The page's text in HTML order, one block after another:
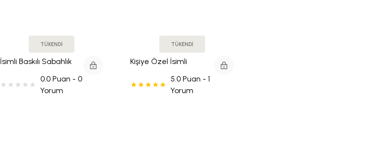
TÜKENDİ
İsimli Baskılı Sabahlık
0.0 Puan - 0
Yorum
TÜKENDİ
Kişiye Özel İsimli
(Gold/Silver)
5.0 Puan - 1
Yorum